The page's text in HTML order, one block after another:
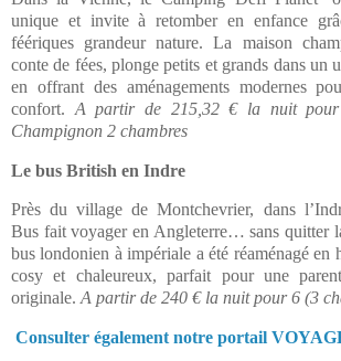
unique et invite à retomber en enfance
féériques grandeur nature.
La maison
conte de fées, plonge petits et grands dans un
en offrant des aménagements modernes
confort. A partir de 215,32 € la nuit
Champignon 2 chambres
Le bus British en Indre
Près du village de Montchevrier, dans
Bus fait voyager en Angleterre… sans quitter
bus londonien à impériale a été réaménagé en
cosy et chaleureux, parfait pour une
originale. A partir de 240 € la nuit pour 6 (3
Consulter également notre portail